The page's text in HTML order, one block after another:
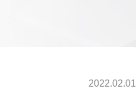
2022.02.01